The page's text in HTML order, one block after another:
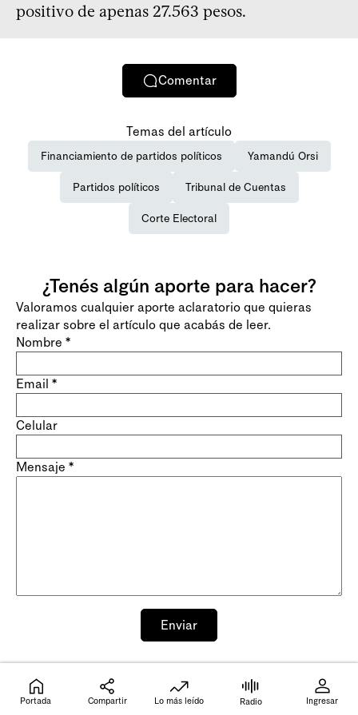
positivo de apenas 27.563 pesos.
Comentar
Temas del artículo
Financiamiento de partidos políticos Yamandú Orsi
Partidos políticos Tribunal de Cuentas
Corte Electoral
¿Tenés algún aporte para hacer?
Valoramos cualquier aporte aclaratorio que quieras
realizar sobre el artículo que acabás de leer.
Nombre *
Email *
Celular
Mensaje *
Enviar
Portada Compartir Lo más leído Radio Ingresar